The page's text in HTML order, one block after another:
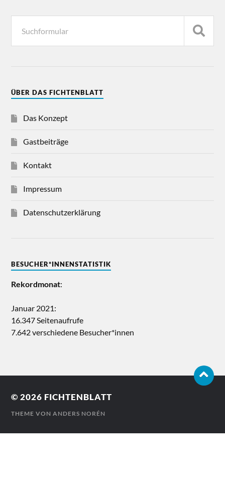
ÜBER DAS FICHTENBLATT
Das Konzept
Gastbeiträge
Kontakt
Impressum
Datenschutzerklärung
BESUCHER*INNENSTATISTIK
Rekordmonat:
Januar 2021:
16.347 Seitenaufrufe
7.642 verschiedene Besucher*innen
© 2026 FICHTENBLATT
THEME VONANDERS NORÉN